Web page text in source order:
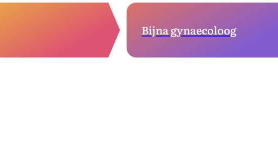
Bijna gynaecoloog